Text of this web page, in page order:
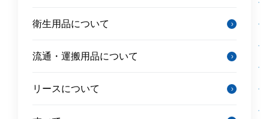
衛生用品について
流通・運搬用品について
リースについて